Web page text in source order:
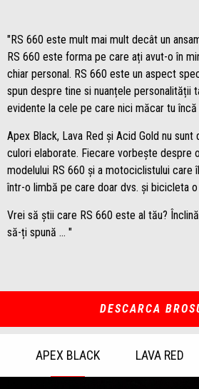
"RS 660 este mult mai mult decât un
RS 660 este forma pe care ați avut-o în
chiar personal. RS 660 este un aspect
spun despre tine si nuanțele personalității
evidente la cele pe care nici măcar tu
Apex Black, Lava Red și Acid Gold nu
culori elaborate. Fiecare vorbește despre
modelului RS 660 și a motociclistului care
într-o limbă pe care doar dvs. și bicicleta
Vrei să știi care RS 660 este al tău?
să-ți spună ... "
DESCARCA
APEX BLACK LAVA RED
Item